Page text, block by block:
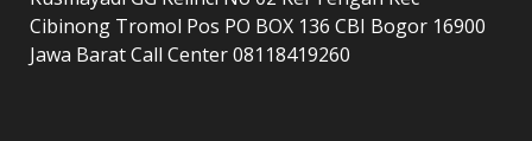
Cibinong Tromol Pos PO BOX 136 CBI Bogor 16900
Jawa Barat Call Center 08118419260